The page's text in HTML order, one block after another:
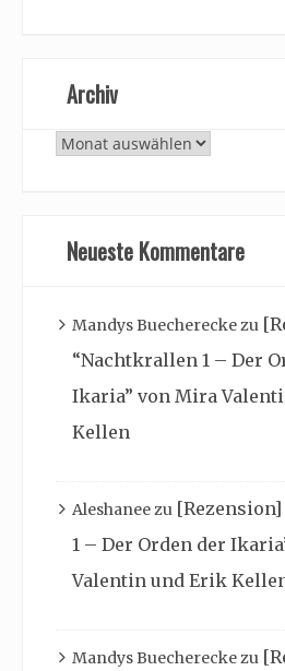
Archiv
Archiv
Neueste Kommentare
Mandys Buechereckezu
“Nachtkrallen 1 – Der
Ikaria” von Mira
Kellen
Aleshaneezu
1 – Der Orden der
Valentin und Erik
Mandys Buechereckezu